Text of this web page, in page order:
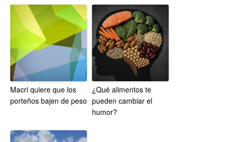
Macri quiere que los
porteños bajen de peso
¿Qué alimentos te
pueden cambiar el
humor?